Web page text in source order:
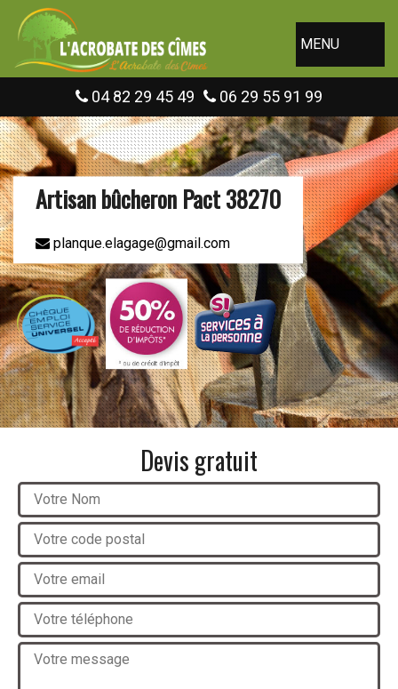
MENU
04 82 29 45 49 06 29 55 91 99
Artisan bûcheron Pact 38270
planque.elagage@gmail.com
Devis gratuit